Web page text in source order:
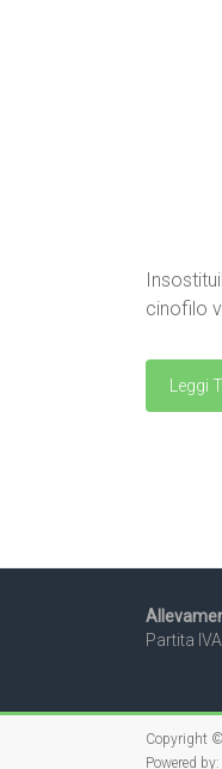
cinofilo
Leggi
Partita IVA
Copyright
Powered by: